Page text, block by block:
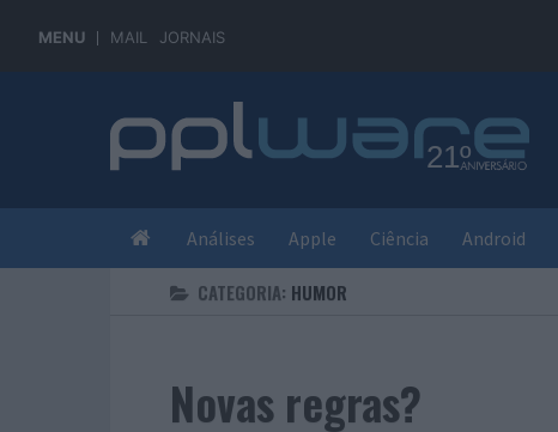
MENU MAIL JORNAIS
Análises Apple Ciência Android
CATEGORIA: HUMOR
Novas regras?